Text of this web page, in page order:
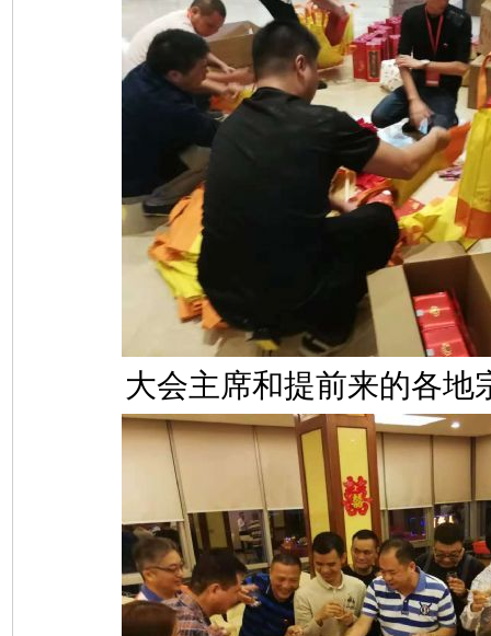
大会主席和提前来的各地